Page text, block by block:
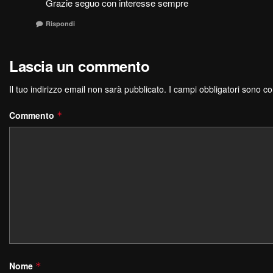
Grazie seguo con interesse sempre
Rispondi
Lascia un commento
Il tuo indirizzo email non sarà pubblicato. I campi obbligatori sono
Commento *
Nome *